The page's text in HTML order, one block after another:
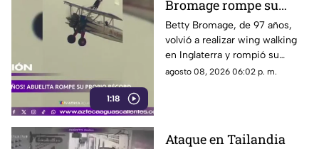
1:18
Bromage rompe su
propio récord Guinness
en las alturas
Betty Bromage, de 97 años,
volvió a realizar wing walking
en Inglaterra y rompió su
propio récord Guinness tras
agosto 08, 2026 06:02 p. m.
Ataque en Tailandia